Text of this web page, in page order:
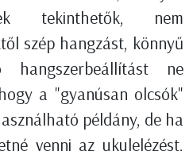
tekinthetők, nem
szép hangzást, könnyű
hangszerbeállítást ne
a "gyanúsan olcsók"
példány, de ha
venni az ukulelézést,